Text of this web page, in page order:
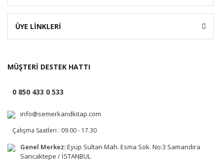
ÜYE LİNKLERİ
MÜŞTERİ DESTEK HATTI
0 850 433 0 533
info@semerkandkitap.com
Çalışma Saatleri : 09.00 - 17.30
Genel Merkez:Eyüp Sultan Mah. Esma Sok. No:3 Samandıra
Sancaktepe / İSTANBUL